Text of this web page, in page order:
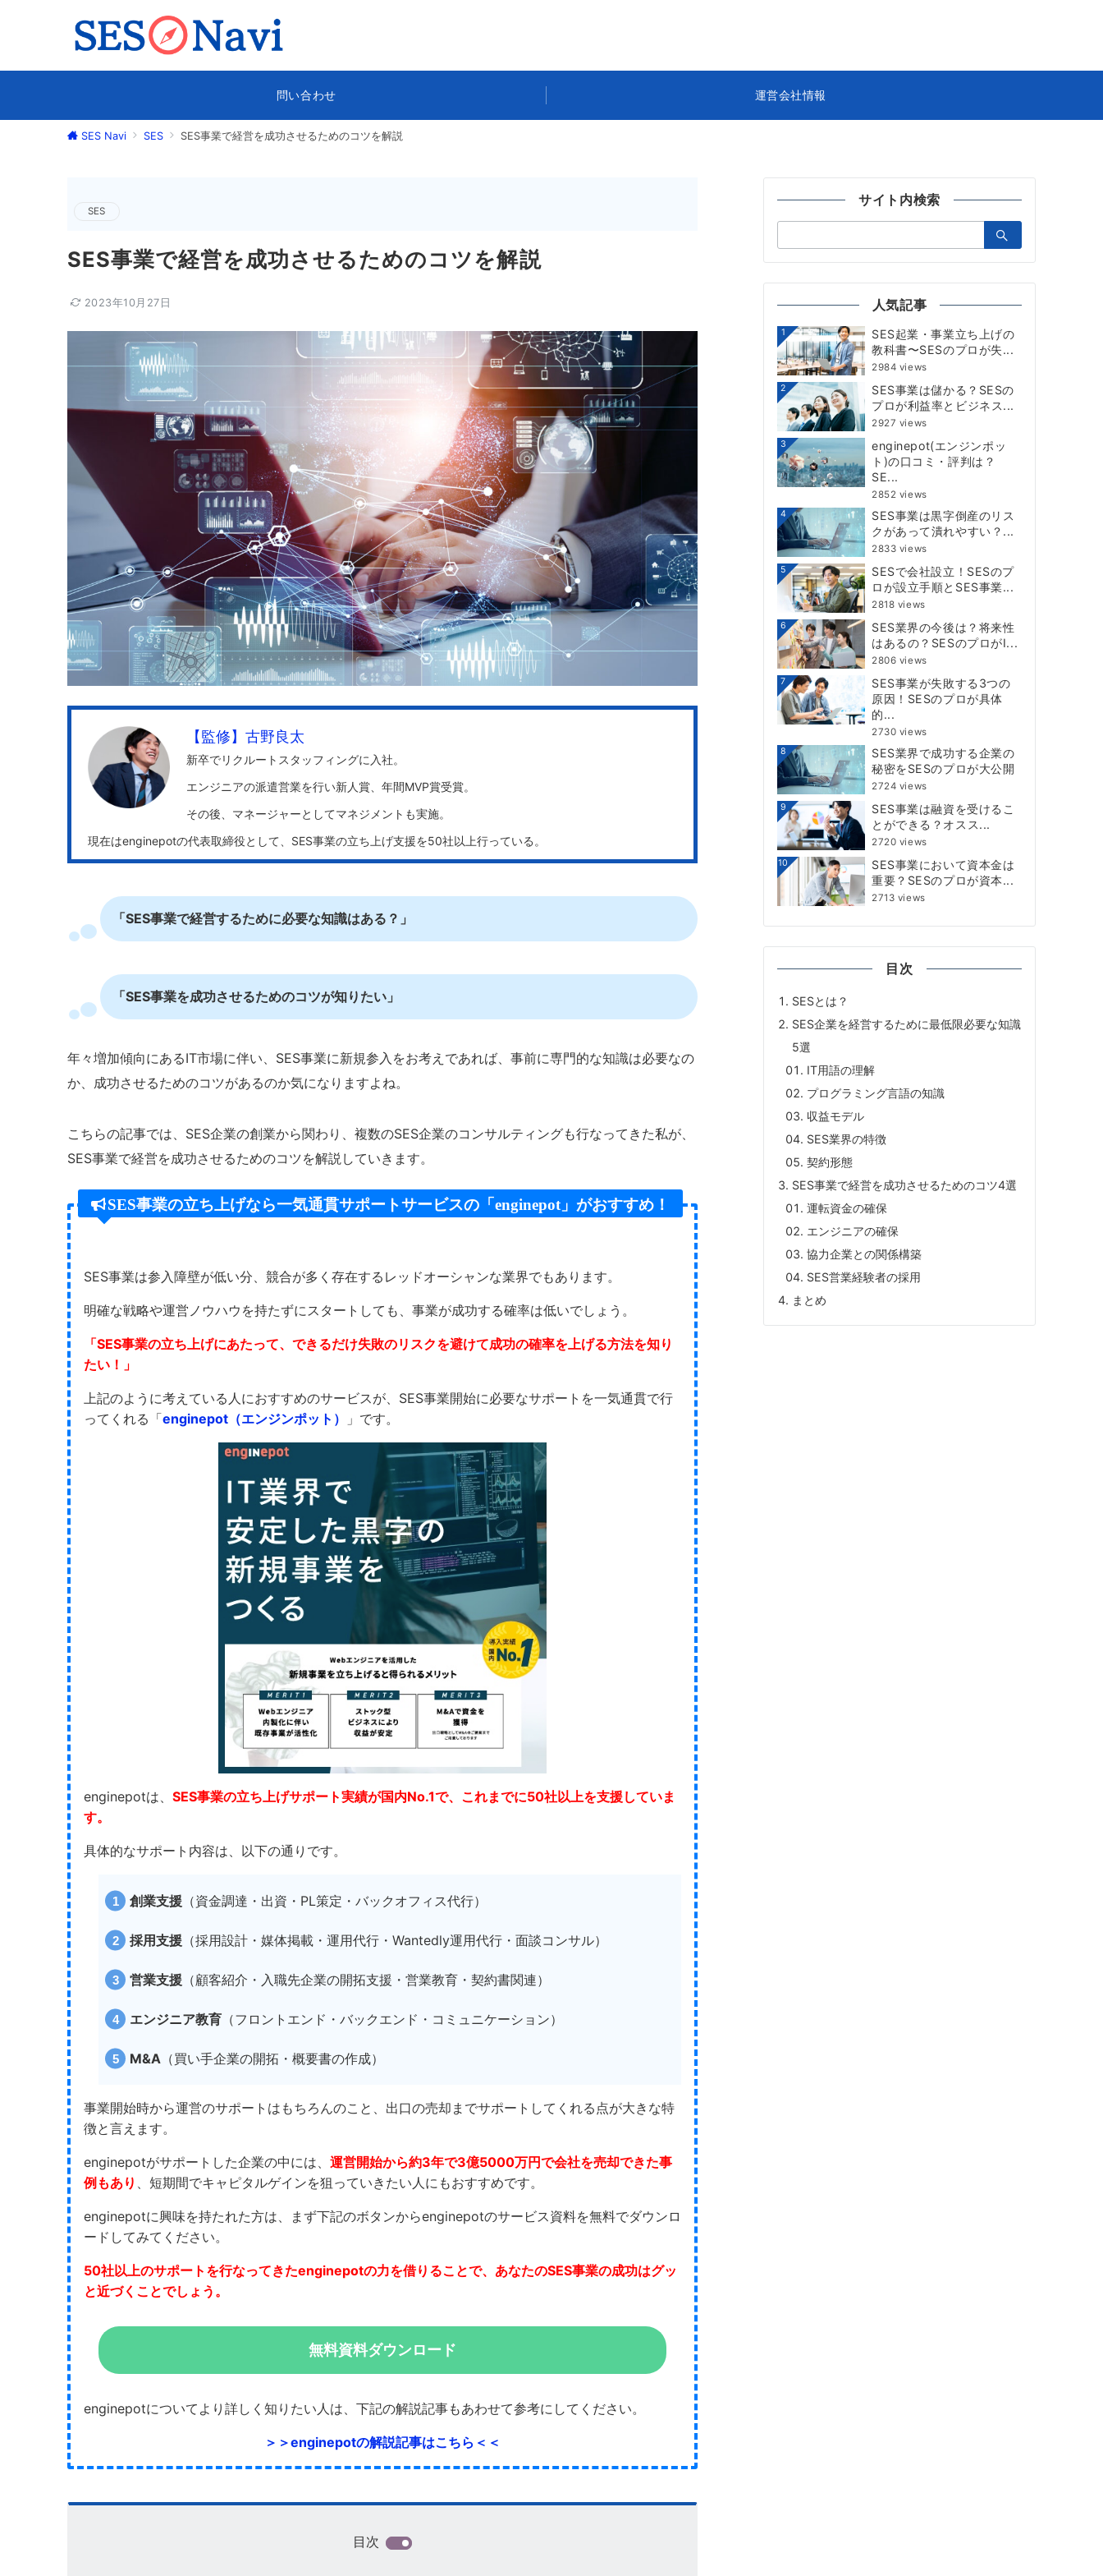
問い合わせ 運営会社情報
SES Navi SES SES事業で経営を成功させるためのコツを解説
SES
SES事業で経営を成功させるためのコツを解説
2023年10月27日
【監修】古野良太
新卒でリクルートスタッフィングに入社。
エンジニアの派遣営業を行い新人賞、年間MVP賞受賞。
その後、マネージャーとしてマネジメントも実施。
現在はenginepotの代表取締役として、SES事業の立ち上げ支援を50社以上行っている。
「SES事業で経営するために必要な知識はある？」
「SES事業を成功させるためのコツが知りたい」
年々増加傾向にあるIT市場に伴い、SES事業に新規参入をお考えであれば、事前に専門的な知識は必要なの
か、成功させるためのコツがあるのか気になりますよね。
こちらの記事では、SES企業の創業から関わり、複数のSES企業のコンサルティングも行なってきた私が、
SES事業で経営を成功させるためのコツを解説していきます。
SES事業の立ち上げなら一気通貫サポートサービスの「enginepot」がおすすめ！
SES事業は参入障壁が低い分、競合が多く存在するレッドオーシャンな業界でもあります。
明確な戦略や運営ノウハウを持たずにスタートしても、事業が成功する確率は低いでしょう。
「SES事業の立ち上げにあたって、できるだけ失敗のリスクを避けて成功の確率を上げる方法を知り
たい！ 」
上記のように考えている人におすすめのサービスが、SES事業開始に必要なサポートを一気通貫で行
ってくれる「enginepot（エンジンポット） 」です。
enginepotは、 SES事業の立ち上げサポート実績が国内No.1で、これまでに50社以上を支援していま
す。
具体的なサポート内容は、以下の通りです。
創業支援 （資金調達・出資・PL策定・バックオフィス代行）
採用支援 （採用設計・媒体掲載・運用代行・Wantedly運用代行・面談コンサル）
営業支援 （顧客紹介・入職先企業の開拓支援・営業教育・契約書関連）
エンジニア教育 （フロントエンド・バックエンド・コミュニケーション）
M&A （買い手企業の開拓・概要書の作成）
事業開始時から運営のサポートはもちろんのこと、出口の売却までサポートしてくれる点が大きな特
徴と言えます。
enginepotがサポートした企業の中には、 運営開始から約3年で3億5000万円で会社を売却できた事
例 もあり 、短期間でキャピタルゲインを狙っていきたい人にもおすすめです。
enginepotに興味を持たれた方は、まず下記のボタンからenginepotのサービス資料を無料でダウンロ
ードしてみてください。
50社以上のサポートを行なってきたenginepotの力を借りることで、あなたのSES事業の成功はグッ
と近づくことでしょう。
無料資料ダウンロード
enginepotについてより詳しく知りたい人は、下記の解説記事もあわせて参考にしてください。
＞＞enginepotの解説記事はこちら＜＜
目次
サイト内検索
索：
人気記事
1
SES起業・事業立ち上げの
教科書〜SESのプロが失...
2984 views
2
SES事業は儲かる？SESの
プロが利益率とビジネス...
2927 views
3
enginepot(エンジンポッ
ト)の口コミ・評判は？
SE...
2852 views
4
SES事業は黒字倒産のリス
クがあって潰れやすい？...
2833 views
5
SESで会社設立！SESのプ
ロが設立手順とSES事業...
2818 views
6
SES業界の今後は？将来性
はあるの？SESのプロがI...
2806 views
7
SES事業が失敗する3つの
原因！SESのプロが具体
的...
2730 views
8
SES業界で成功する企業の
秘密をSESのプロが大公開
2724 views
9
SES事業は融資を受けるこ
とができる？オスス...
2720 views
10
SES事業において資本金は
重要？SESのプロが資本...
2713 views
目次
SESとは？
SES企業を経営するために最低限必要な知識
5選
IT用語の理解
プログラミング言語の知識
収益モデル
SES業界の特徴
契約形態
SES事業で経営を成功させるためのコツ4選
運転資金の確保
エンジニアの確保
協力企業との関係構築
SES営業経験者の採用
まとめ